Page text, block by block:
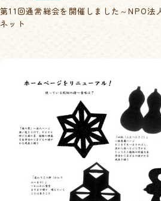
第11回通常総会を開催しました～NPO法
ネット